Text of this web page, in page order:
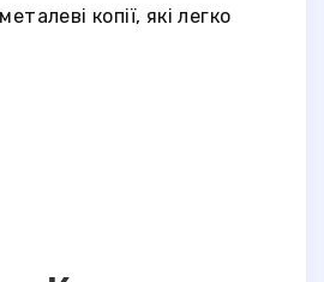
копії, які легко